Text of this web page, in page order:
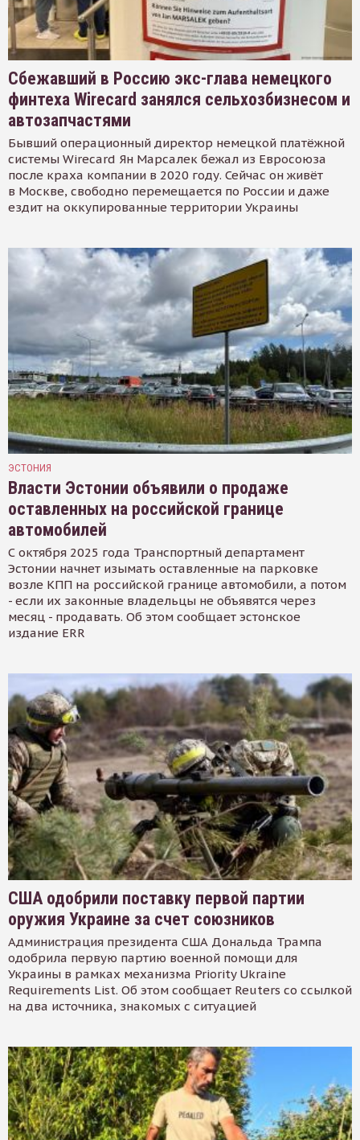
Сбежавший в Россию экс-глава немецкого
финтеха Wirecard занялся сельхозбизнесом и
автозапчастями
Бывший операционный директор немецкой платёжной
системы Wirecard Ян Марсалек бежал из Евросоюза
после краха компании в 2020 году. Сейчас он живёт
в Москве, свободно перемещается по России и даже
ездит на оккупированные территории Украины
ЭСТОНИЯ
Власти Эстонии объявили о продаже
оставленных на российской границе
автомобилей
С октября 2025 года Транспортный департамент
Эстонии начнет изымать оставленные на парковке
возле КПП на российской границе автомобили, а потом
- если их законные владельцы не объявятся через
месяц - продавать. Об этом сообщает эстонское
издание ERR
США одобрили поставку первой партии
оружия Украине за счет союзников
Администрация президента США Дональда Трампа
одобрила первую партию военной помощи для
Украины в рамках механизма Priority Ukraine
Requirements List. Об этом сообщает Reuters со ссылкой
на два источника, знакомых с ситуацией